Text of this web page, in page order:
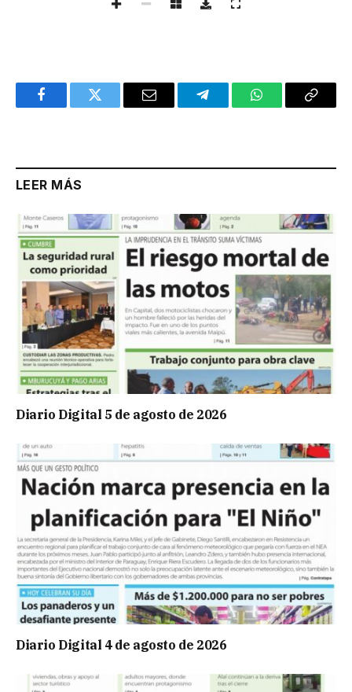
FacebookTwitter Email TelegramWhatsAppCopy
LEER MÁS
Diario Digital 5 de agosto de 2026
Diario Digital 4 de agosto de 2026